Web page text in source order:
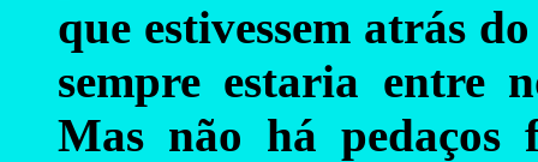
que estivessem atrás
sempre estaria entre
Mas não há pedaços